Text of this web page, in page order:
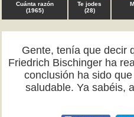
Cuánta razón
(1965)
Te jodes
(28)
Gente, tenía que decir
Friedrich Bischinger ha
conclusión ha sido
saludable. Ya sabéis,